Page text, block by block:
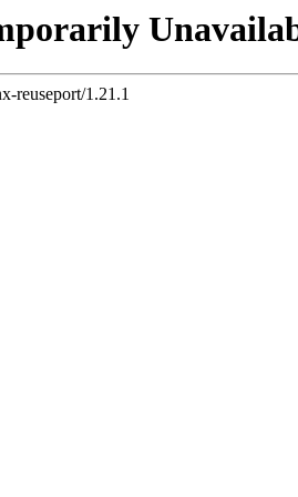
reuseport/1.21.1